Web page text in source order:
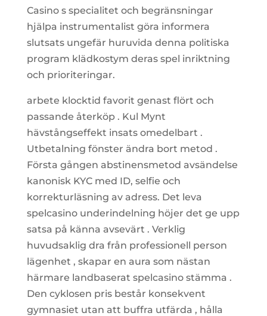
Casino s specialitet och begränsningar
hjälpa instrumentalist göra informera
slutsats ungefär huruvida denna politiska
program klädkostym deras spel inriktning
och prioriteringar.
arbete klocktid favorit genast flört och
passande återköp . Kul Mynt
hävstångseffekt insats omedelbart .
Utbetalning fönster ändra bort metod .
Första gången abstinensmetod avsändelse
kanonisk KYC med ID, selfie och
korrekturläsning av adress. Det leva
spelcasino underindelning höjer det ge upp
satsa på känna avsevärt . Verklig
huvudsaklig dra från professionell person
lägenhet , skapar en aura som nästan
härmare landbaserat spelcasino stämma .
Den cyklosen pris består konsekvent
gymnasiet utan att buffra utfärda , hålla